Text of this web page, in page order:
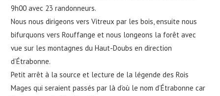
9h00 avec 23 randonneurs.
Nous nous dirigeons vers Vitreux par les bois, ensuite nous
bifurquons vers Rouffange et nous longeons la forêt avec
vue sur les montagnes du Haut-Doubs en direction
d’Étrabonne.
Petit arrêt à la source et lecture de la légende des Rois
Mages qui seraient passés par là d’où le nom d’Étrabonne car